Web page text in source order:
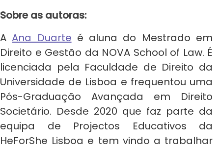
Sobre as autoras:
AAna Duarte é aluna do Mestrado em
Direito e Gestão da NOVA School of Law. É
licenciada pela Faculdade de Direito da
Universidade de Lisboa e frequentou uma
Pós-Graduação Avançada em Direito
Societário. Desde 2020 que faz parte da
equipa de Projectos Educativos da
HeForShe Lisboa e tem vindo a trabalhar